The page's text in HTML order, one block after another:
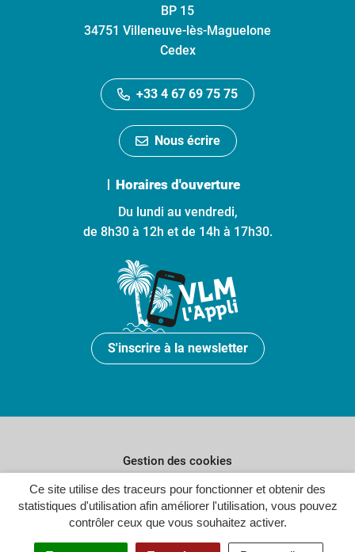
Ce site utilise des traceurs pour fonctionner et obtenir des
statistiques d'utilisation afin améliorer l'utilisation, vous pouvez
contrôler ceux que vous souhaitez activer.
BP 15
34751 Villeneuve-lès-Maguelone
Cedex
+33 4 67 69 75 75
Nous écrire
Horaires d'ouverture
Du lundi au vendredi,
de 8h30 à 12h et de 14h à 17h30.
S'inscrire à la newsletter
Gestion des cookies
Plan du site
Politique de confidentialité
Crédits